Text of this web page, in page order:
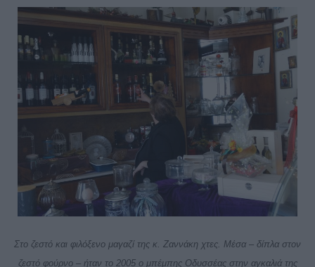
Στο ζεστό και φιλόξενο μαγαζί της κ. Ζαννάκη χτες. Μέσα – δίπλα στον
ζεστό φούρνο – ήταν το 2005 ο μπέμπης Οδυσσέας στην αγκαλιά της